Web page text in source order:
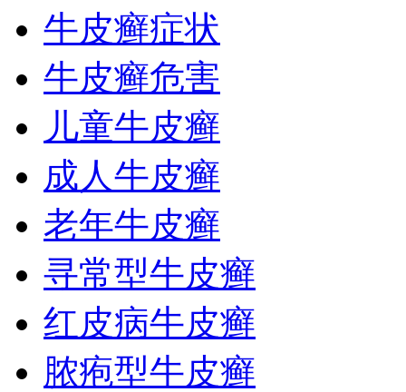
牛皮癣症状
牛皮癣危害
儿童牛皮癣
成人牛皮癣
老年牛皮癣
寻常型牛皮癣
红皮病牛皮癣
脓疱型牛皮癣